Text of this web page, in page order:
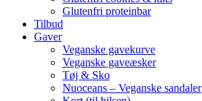
Glutenfri proteinbar
Tilbud
Gaver
Veganske gavekurve
Veganske gaveæsker
Tøj & Sko
Nuoceans – Veganske sandaler